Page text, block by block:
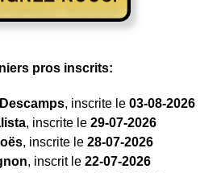
pros inscrits:
, inscrite le 03-08-2026
, inscrite le 29-07-2026
, inscrite le 28-07-2026
, inscrit le 22-07-2026